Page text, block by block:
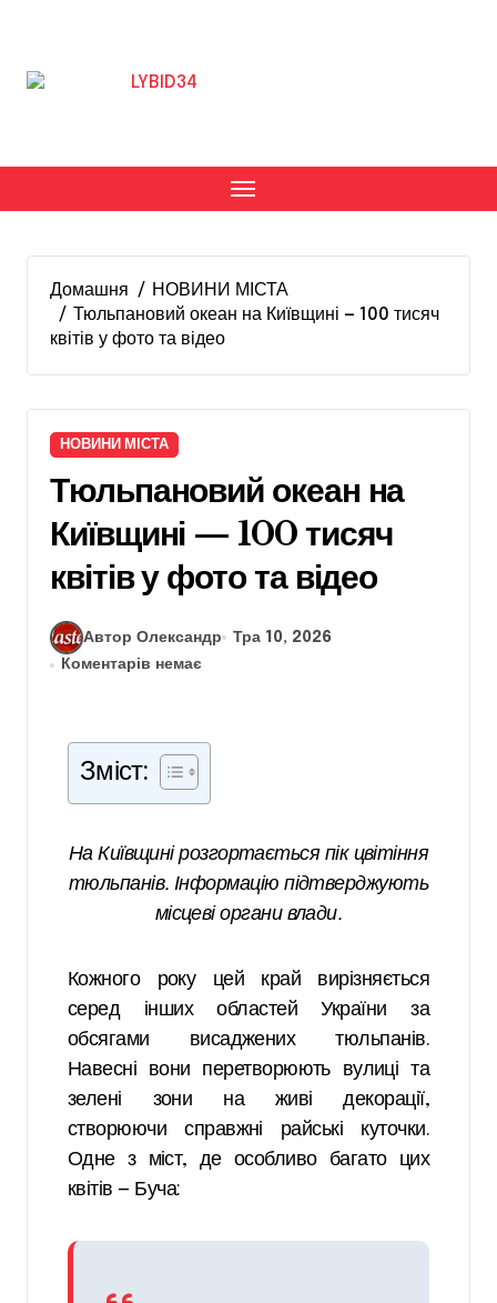
Домашня
НОВИНИ МІСТА
Тюльпановий океан на Київщині — 100 тисяч
квітів у фото та відео
НОВИНИ МІСТА
Тюльпановий океан на
Київщині — 100 тисяч
квітів у фото та відео
Автор Олександр
Тра 10, 2026
Коментарів немає
Зміст:
На Київщині розгортається пік цвітіння
тюльпанів. Інформацію підтверджують
місцеві органи влади.
Кожного року цей край вирізняється
серед інших областей України за
обсягами висаджених тюльпанів.
Навесні вони перетворюють вулиці та
зелені зони на живі декорації,
створюючи справжні райські куточки.
Одне з міст, де особливо багато цих
квітів — Буча: